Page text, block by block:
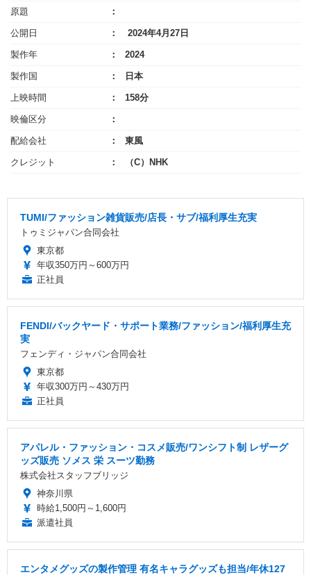
原題
公開日 2024年4月27日
製作年 2024
製作国 日本
上映時間 158分
映倫区分
配給会社 東風
クレジット （C）NHK
TUMI/ファッション雑貨販売/店長・サブ/福利厚生充実
トゥミジャパン合同会社
東京都
年収350万円～600万円
正社員
FENDI/バックヤード・サポート業務/ファッション/福利厚生充
実
フェンディ・ジャパン合同会社
東京都
年収300万円～430万円
正社員
アパレル・ファッション・コスメ販売/ワンシフト制 レザーグ
ッズ販売 ソメス 栄 スーツ勤務
株式会社スタッフブリッジ
神奈川県
時給1,500円～1,600円
派遣社員
エンタメグッズの製作管理 有名キャラグッズも担当/年休127